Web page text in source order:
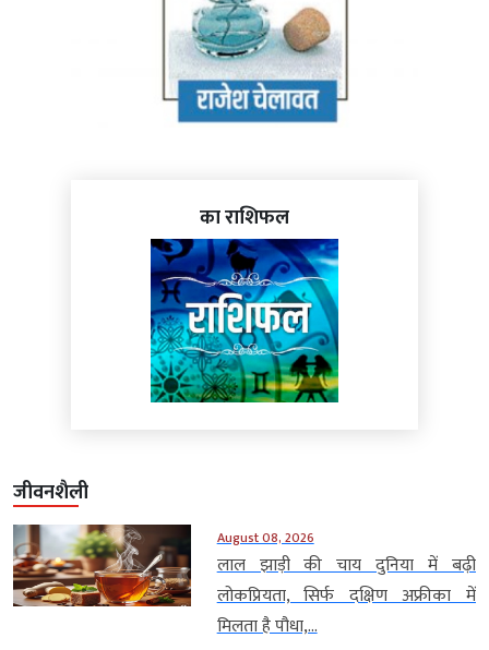
का राशिफल
जीवनशैली
August 08, 2026
लाल झाड़ी की चाय दुनिया में बढ़ी
लोकप्रियता, सिर्फ दक्षिण अफ्रीका में
मिलता है पौधा,...